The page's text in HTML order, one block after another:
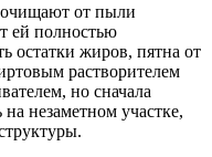
очищают от пыли
ей полностью
остатки жиров, пятна от
растворителем
но сначала
незаметном участке,